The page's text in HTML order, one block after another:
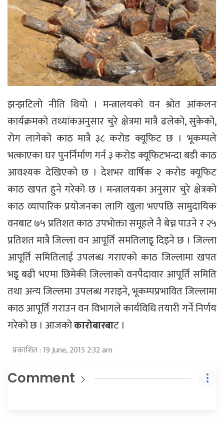
झन्झटिलो नीति थियो । मन्त्रालयको वन श्रोत आंकलन
कार्यक्रमको तथ्यांकअनुसार चुरे क्षेत्रमा मात्रै ढलेको, सुकेको,
रोग लागेको काठ मात्रै ३८ करोड क्यूफिट छ । भूकम्पले
भत्काएका घर पुनर्निर्माण गर्न ३ करोड क्यूफिटभन्दा बडी काठ
आवश्यक देखिएको छ । देशभर वार्षिक २ करोड क्यूफिट
काठ खपत हुने गरेको छ । मन्त्रालयका अनुसार चुरे क्षेत्रको
काठ व्यापारिक प्रयोजनका लागि खुला भएपछि सामुदायिक
वनबाट ७५ प्रतिशत काठ उपभोक्ता समूहले नै बेच्न पाउने र २५
प्रतिशत मात्रै जिल्ला वन आपूर्ति समतिलाइृ दिइने छ । जिल्ला
आपूर्ति समितिलाई उपलब्ध गराएको काठ जिल्लामा खपत
भइृ बढी भएमा छिमेकी जिल्लाको वनपैदावार आपूर्ति समिति
तथा अन्य जिल्लमा उपलब्ध गराइने, भूकम्पप्रभावित जिल्लामा
काठ आपूर्ति गराउन वन विभागले कार्यविधि तयारी गर्ने निर्णय
गरेको छ । आजकोकारोबारबाट ।
प्रकाशित : 19 June, 2015 2:32 am
Comment